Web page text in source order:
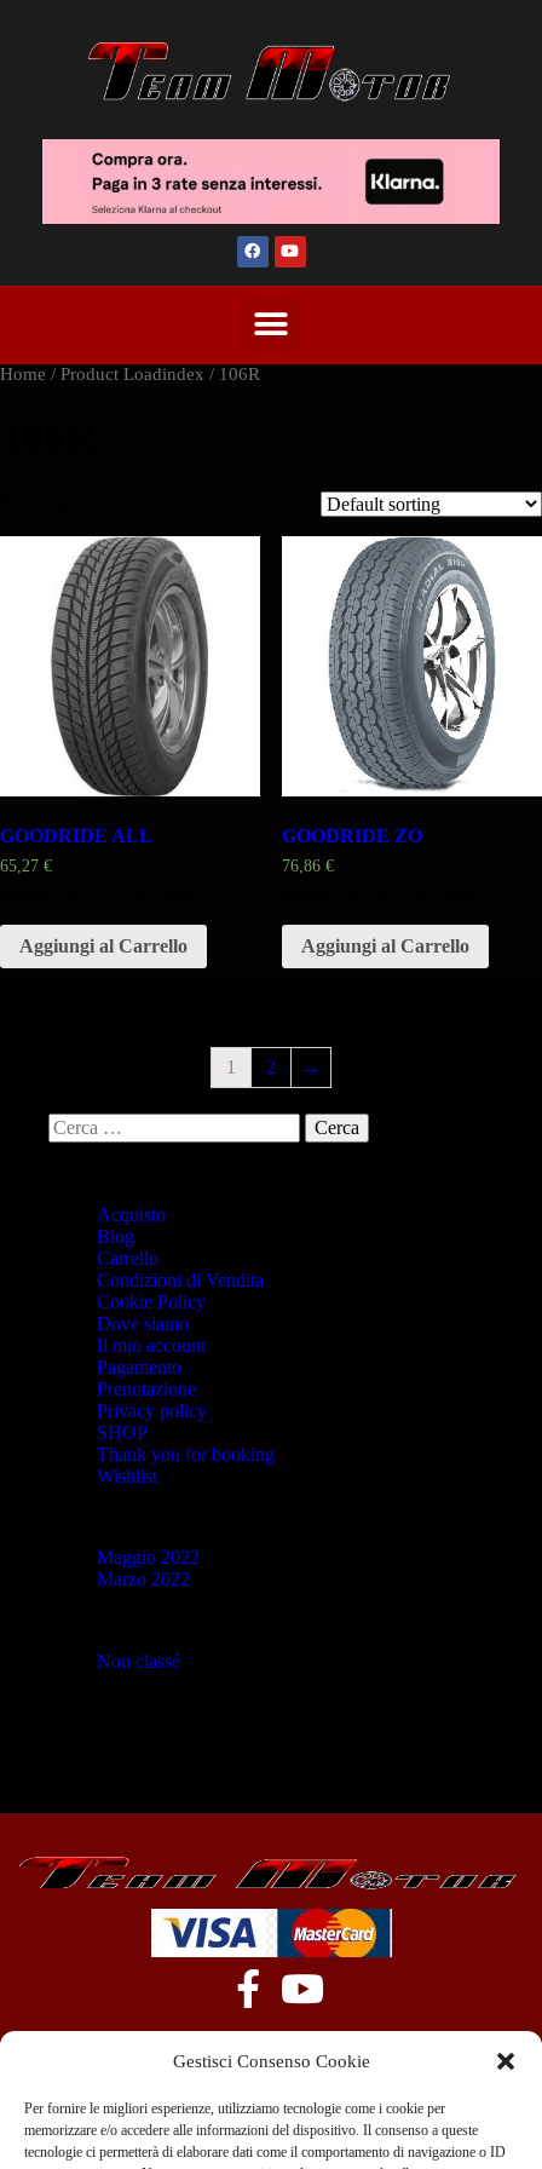
Gestisci Consenso Cookie
Per fornire le migliori esperienze, utilizziamo tecnologie come i cookie per
memorizzare e/o accedere alle informazioni del dispositivo. Il consenso a queste
tecnologie ci permetterà di elaborare dati come il comportamento di navigazione o ID
Home / Product Loadindex / 106R
GOODRIDE ALL
65,27 €
Aggiungi al Carrello
GOODRIDE ZO
76,86 €
Aggiungi al Carrello
1 2 →
Acquisto
Blog
Carrello
Condizioni di Vendita
Cookie Policy
Dove siamo
Il mio account
Pagamento
Prenotazione
Privacy policy
SHOP
Thank you for booking
Wishlist
Maggio 2022
Marzo 2022
Non classé